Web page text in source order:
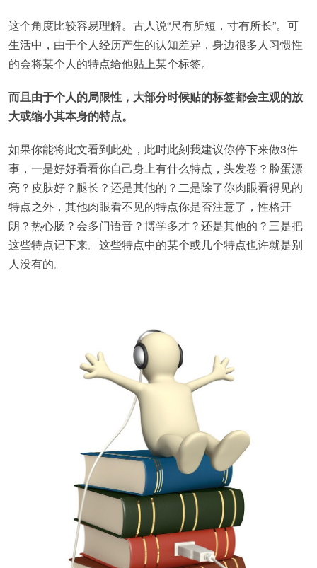
这个角度比较容易理解。古人说“尺有所短，寸有所长”。可
生活中，由于个人经历产生的认知差异，身边很多人习惯性
的会将某个人的特点给他贴上某个标签。
而且由于个人的局限性，大部分时候贴的标签都会主观的放
大或缩小其本身的特点。
如果你能将此文看到此处，此时此刻我建议你停下来做3件
事，一是好好看看你自己身上有什么特点，头发卷？脸蛋漂
亮？皮肤好？腿长？还是其他的？二是除了你肉眼看得见的
特点之外，其他肉眼看不见的特点你是否注意了，性格开
朗？热心肠？会多门语音？博学多才？还是其他的？三是把
这些特点记下来。这些特点中的某个或几个特点也许就是别
人没有的。